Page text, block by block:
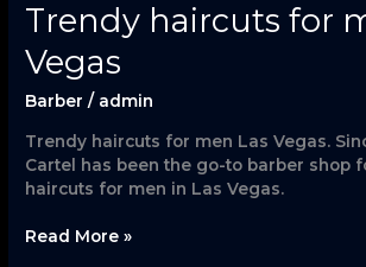
Trendy haircuts for
Vegas
Barber / admin
Trendy haircuts for men Las Vegas.
Cartel has been the go-to barber shop
haircuts for men in Las Vegas.
Trendy
haircuts
for
Las
Vegas
Read More »